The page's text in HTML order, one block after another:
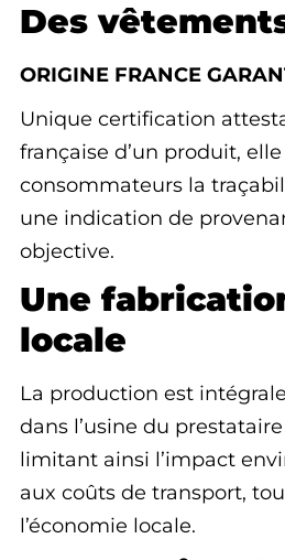
Des
ORIGINE FRANCE
Unique certification
française d’un produit,
consommateurs la
une indication de
objective.
Une
locale
La production est
dans l’usine du
limitant ainsi l’impact
aux coûts de transport,
l’économie locale.